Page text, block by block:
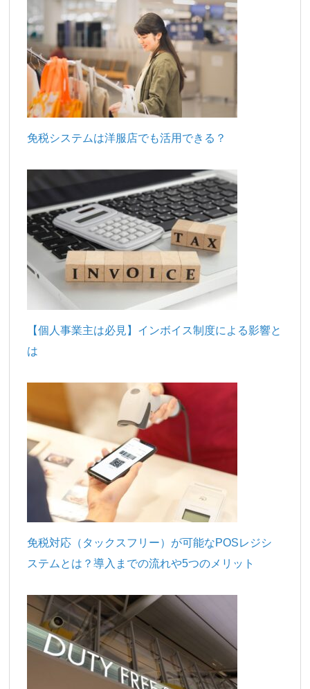
免税システムは洋服店でも活用できる？
【個人事業主は必見】インボイス制度による影響と
は
免税対応（タックスフリー）が可能なPOSレジシ
ステムとは？導入までの流れや5つのメリット